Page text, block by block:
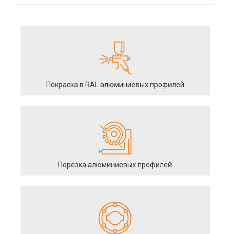
Покраска в RAL алюминиевых профилей
Порезка алюминиевых профилей